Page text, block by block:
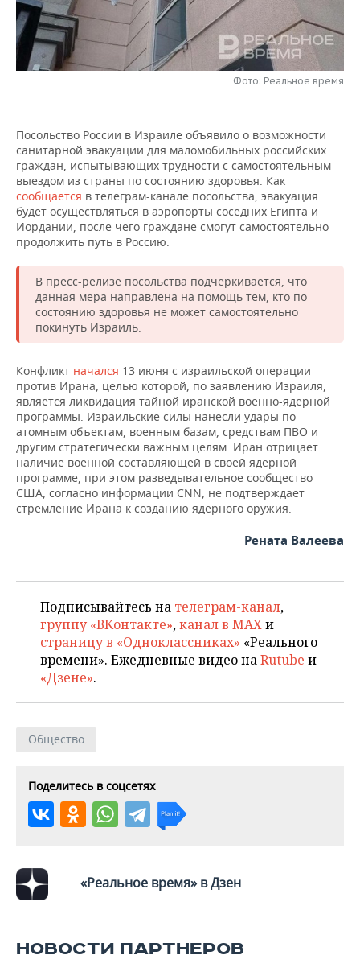
НЕФТЕХИМИЯ
НЕФТЬ
РОЗНИЧНАЯ ТОРГОВЛЯ
ТРАНСПОРТ
НОВОСТИ ТЕХНОЛОГИЙ
IT
ТЕЛЕКОММУНИКАЦИИ
МЕРОПРИЯТИЯ
НОВОСТИ МЕРОПРИЯТИЙ
БИЗНЕС-БРАНЧИ
ONLINE-КОНФЕРЕНЦИИ
ОТКРЫТАЯ ЛЕКЦИЯ
СПОРТ
ФУТБОЛ
ХОККЕЙ
БАСКЕТБОЛ
ВОЛЕЙБОЛ
КИБЕРСПОРТ
ФИГУРНОЕ КАТАНИЕ
ВОДНЫЕ ВИДЫ СПОРТА
ХОККЕЙ С МЯЧОМ
НОВОСТИ ОБЩЕСТВА
ВЛАСТЬ
ИНФРАСТРУКТУРА
ИСТОРИЯ
КУЛЬТУРА
МЕДИЦИНА
ОБРАЗОВАНИЕ
ПРОИСШЕСТВИЯ
ФОТОГАЛЕРЕЯ
СЮЖЕТЫ
СПРАВОЧНИК
СПИСОК ПЕРСОН
СПИСОК КОМПАНИЙ
ПОЛНАЯ ВЕРСИЯ
Фото: Реальное время
Посольство России в Израиле объявило о возможности
санитарной эвакуации для маломобильных российских
граждан, испытывающих трудности с самостоятельным
выездом из страны по состоянию здоровья. Как
сообщается в телеграм-канале посольства, эвакуация
будет осуществляться в аэропорты соседних Египта и
Иордании, после чего граждане смогут самостоятельно
продолжить путь в Россию.
В пресс-релизе посольства подчеркивается, что
данная мера направлена на помощь тем, кто по
состоянию здоровья не может самостоятельно
покинуть Израиль.
Конфликт начался 13 июня с израильской операции
против Ирана, целью которой, по заявлению Израиля,
является ликвидация тайной иранской военно-ядерной
программы. Израильские силы нанесли удары по
атомным объектам, военным базам, средствам ПВО и
другим стратегически важным целям. Иран отрицает
наличие военной составляющей в своей ядерной
программе, при этом разведывательное сообщество
США, согласно информации CNN, не подтверждает
стремление Ирана к созданию ядерного оружия.
Рената Валеева
Подписывайтесь на телеграм-канал,
группу «ВКонтакте»,канал в MAXи
страницу в «Одноклассниках» «Реального
времени». Ежедневные видео наRutube и
«Дзене».
Общество
Поделитесь в соцсетях
«Реальное время» в Дзен
НОВОСТИ ПАРТНЕРОВ